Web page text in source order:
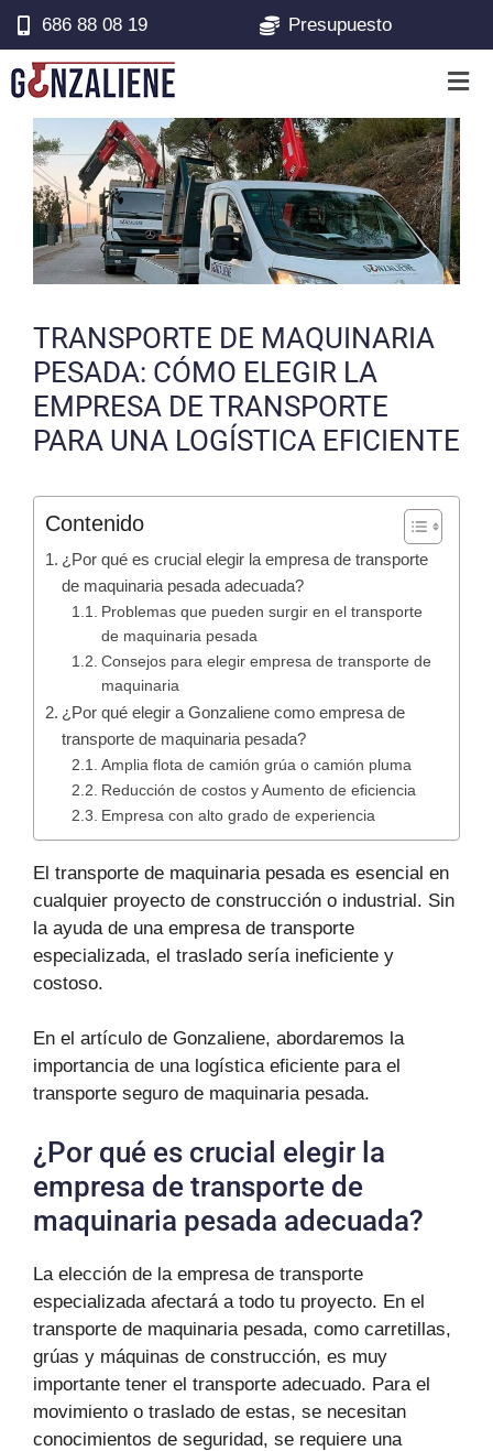
686 88 08 19 Presupuesto
TRANSPORTE DE MAQUINARIA
PESADA: CÓMO ELEGIR LA
EMPRESA DE TRANSPORTE
PARA UNA LOGÍSTICA EFICIENTE
Contenido
¿Por qué es crucial elegir la empresa de transporte
de maquinaria pesada adecuada?
Problemas que pueden surgir en el transporte
de maquinaria pesada
Consejos para elegir empresa de transporte de
maquinaria
¿Por qué elegir a Gonzaliene como empresa de
transporte de maquinaria pesada?
Amplia flota de camión grúa o camión pluma
Reducción de costos y Aumento de eficiencia
Empresa con alto grado de experiencia
El transporte de maquinaria pesada es esencial en
cualquier proyecto de construcción o industrial. Sin
la ayuda de una empresa de transporte
especializada, el traslado sería ineficiente y
costoso.
En el artículo de Gonzaliene, abordaremos la
importancia de una logística eficiente para el
transporte seguro de maquinaria pesada.
¿Por qué es crucial elegir la
empresa de transporte de
maquinaria pesada adecuada?
La elección de la empresa de transporte
especializada afectará a todo tu proyecto. En el
transporte de maquinaria pesada, como carretillas,
grúas y máquinas de construcción, es muy
importante tener el transporte adecuado. Para el
movimiento o traslado de estas, se necesitan
conocimientos de seguridad, se requiere una